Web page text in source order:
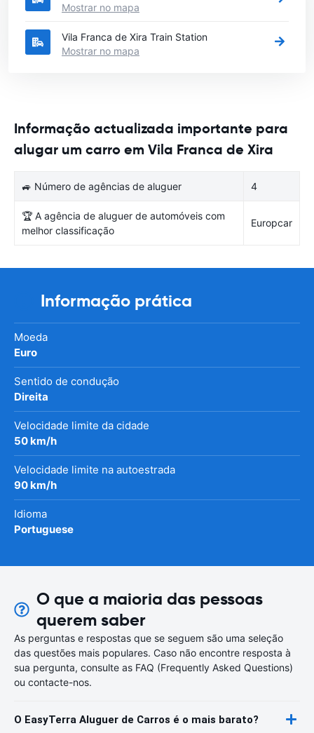
Mostrar no mapa
Vila Franca de Xira Train Station
Mostrar no mapa
Informação actualizada importante para
alugar um carro em Vila Franca de Xira
🚙 Número de agências de aluguer 4
🏆 A agência de aluguer de automóveis com
melhor classificação
Europcar
Informação prática
Moeda
Euro
Sentido de condução
Direita
Velocidade limite da cidade
50 km/h
Velocidade limite na autoestrada
90 km/h
Idioma
Portuguese
O que a maioria das pessoas
querem saber
As perguntas e respostas que se seguem são uma seleção
das questões mais populares. Caso não encontre resposta à
sua pergunta, consulte as FAQ (Frequently Asked Questions)
ou contacte-nos.
O EasyTerra Aluguer de Carros é o mais barato?